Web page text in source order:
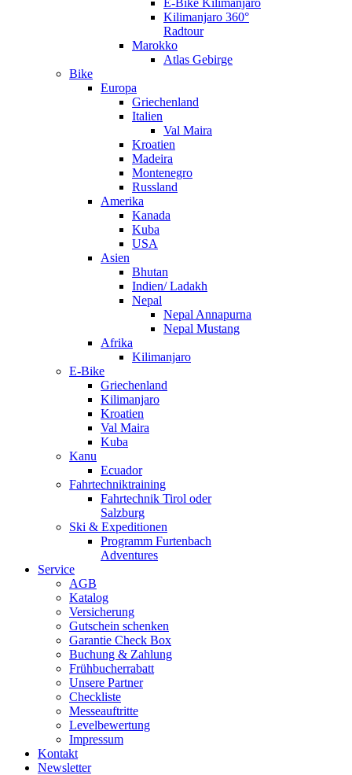
E-Bike Kilimanjaro
Kilimanjaro 360°
Radtour
Marokko
Atlas Gebirge
Bike
Europa
Griechenland
Italien
Val Maira
Kroatien
Madeira
Montenegro
Russland
Amerika
Kanada
Kuba
USA
Asien
Bhutan
Indien/ Ladakh
Nepal
Nepal Annapurna
Nepal Mustang
Afrika
Kilimanjaro
E-Bike
Griechenland
Kilimanjaro
Kroatien
Val Maira
Kuba
Kanu
Ecuador
Fahrtechniktraining
Fahrtechnik Tirol oder
Salzburg
Ski & Expeditionen
Programm Furtenbach
Adventures
Service
AGB
Katalog
Versicherung
Gutschein schenken
Garantie Check Box
Buchung & Zahlung
Frühbucherrabatt
Unsere Partner
Checkliste
Messeauftritte
Levelbewertung
Impressum
Kontakt
Newsletter